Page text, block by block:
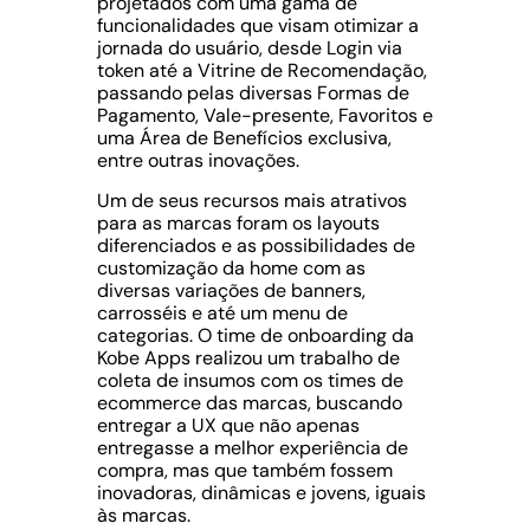
funcionalidades que visam otimizar a
jornada do usuário, desde Login via
token até a Vitrine de Recomendação,
passando pelas diversas Formas de
Pagamento, Vale-presente, Favoritos e
uma Área de Benefícios exclusiva,
entre outras inovações.
Um de seus recursos mais atrativos
para as marcas foram os layouts
diferenciados e as possibilidades de
customização da home com as
diversas variações de banners,
carrosséis e até um menu de
categorias. O time de onboarding da
Kobe Apps realizou um trabalho de
coleta de insumos com os times de
ecommerce das marcas, buscando
entregar a UX que não apenas
entregasse a melhor experiência de
compra, mas que também fossem
inovadoras, dinâmicas e jovens, iguais
às marcas.